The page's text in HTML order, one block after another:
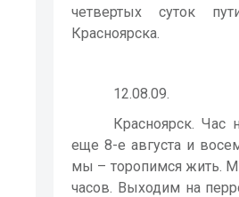
четвертых суток
Красноярска.
12.08.09.
Красноярск. Час
еще 8-е августа и
мы – торопимся жить.
часов. Выходим на